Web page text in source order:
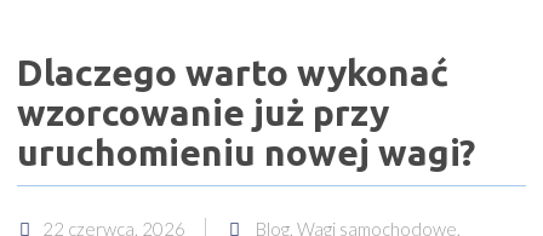
spełnienie wymagań dla przyrządu pomiarowego, ale nie
odpowiada na pytanie, jak dokładnie dana waga […]
Dlaczego warto wykonać
wzorcowanie już przy
uruchomieniu nowej wagi?
22 czerwca, 2026 Blog, Wagi samochodowe,